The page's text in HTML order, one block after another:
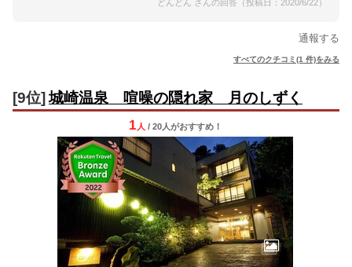
どんどん さんの回答（投稿日：2020/6/22）
通報する
すべてのクチコミ(1 件)をみる
[9位] 城崎温泉 喧噪の隠れ家 月のしずく
1 人 / 20人がおすすめ！